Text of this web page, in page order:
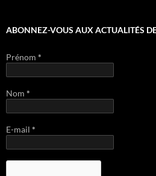
ABONNEZ-VOUS AUX ACTUALITÉS
Prénom *
Nom *
E-mail *